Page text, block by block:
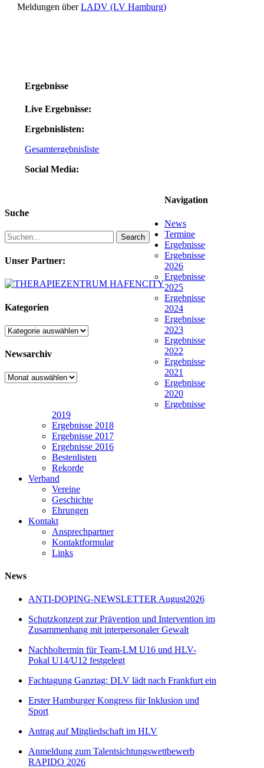
Meldungen überLADV (LV Hamburg)
Ergebnisse
Live Ergebnisse:
Ergebnislisten:
Gesamtergebnisliste
Social Media:
Suche
Search
Unser Partner:
Kategorien
Kategorien
Newsarchiv
Newsarchiv
Navigation
News
Termine
Ergebnisse
Ergebnisse
2026
Ergebnisse
2025
Ergebnisse
2024
Ergebnisse
2023
Ergebnisse
2022
Ergebnisse
2021
Ergebnisse
2020
Ergebnisse
2019
Ergebnisse 2018
Ergebnisse 2017
Ergebnisse 2016
Bestenlisten
Rekorde
Verband
Vereine
Geschichte
Ehrungen
Kontakt
Ansprechpartner
Kontaktformular
Links
News
ANTI-DOPING-NEWSLETTER August2026
Schutzkonzept zur Prävention und Intervention im
Zusammenhang mit interpersonaler Gewalt
Nachholtermin für Team-LM U16 und HLV-
Pokal U14/U12 festgelegt
Fachtagung Ganztag: DLV lädt nach Frankfurt ein
Erster Hamburger Kongress für Inklusion und
Sport
Antrag auf Mitgliedschaft im HLV
Anmeldung zum Talentsichtungswettbewerb
RAPIDO 2026